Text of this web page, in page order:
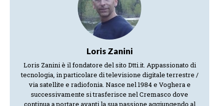
Loris Zanini
Loris Zanini è il fondatore del sito Dtti.it. Appassionato di
tecnologia, in particolare di televisione digitale terrestre /
via satellite e radiofonia. Nasce nel 1984 e Voghera e
successivamente si trasferisce nel Cremasco dove
continua a portare avanti la sua passione aggiungendo al